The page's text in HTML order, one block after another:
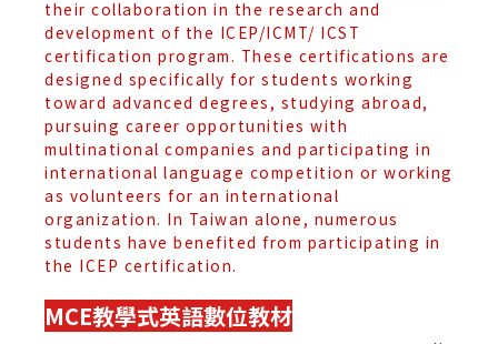
their collaboration in the research and
development of the ICEP/ICMT/ ICST
certification program. These certifications are
designed specifically for students working
toward advanced degrees, studying abroad,
pursuing career opportunities with
multinational companies and participating in
international language competition or working
as volunteers for an international
organization. In Taiwan alone, numerous
students have benefited from participating in
the ICEP certification.
MCE教學式英語數位教材